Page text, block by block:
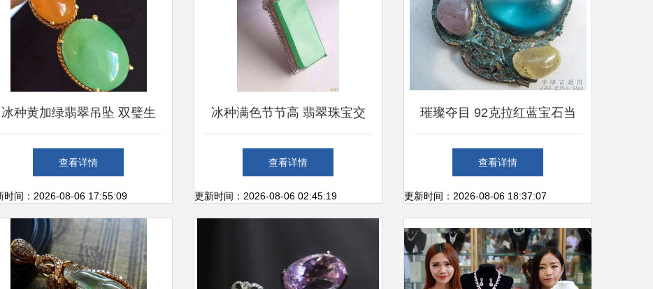
冰种黄加绿翡翠吊坠 双璧生
辉，收藏与佩戴的珍稀之选
查看详情
时间：2026-08-06 17:55:09
冰种满色节节高 翡翠珠宝交
易中的典雅与价值
查看详情
更新时间：2026-08-06 02:45:19
璀璨夺目 92克拉红蓝宝石当
面交易指南
查看详情
更新时间：2026-08-06 18:37:07